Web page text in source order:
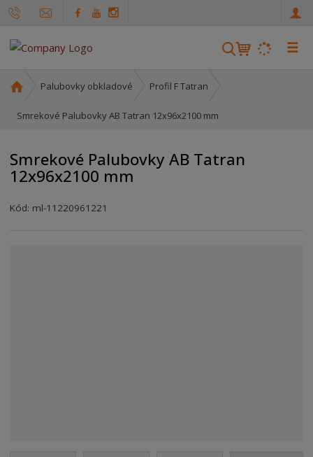
V
v
☰
o
á
s
r
Palubovky obkladové Profil F Tatran
Smrekové Palubovky AB Tatran 12x96x2100 mm
Smrekové Palubovky AB Tatran
12x96x2100 mm
Kód: ml-11220961221